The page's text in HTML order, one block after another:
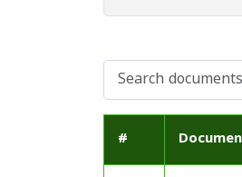
#